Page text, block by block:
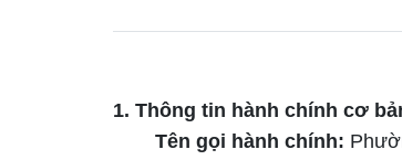
1. Thông tin hành chính cơ
Tên gọi hành chính: